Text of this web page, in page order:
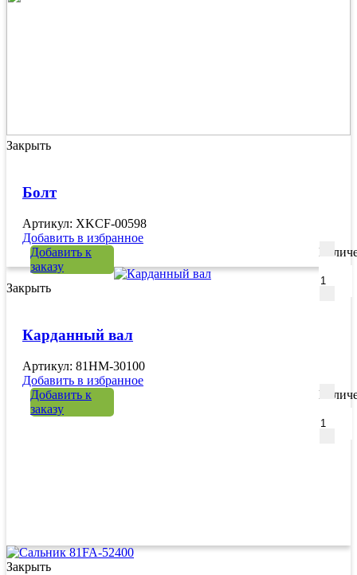
Закрыть
Болт
Артикул: XKCF-00598
Добавить в избранное
Добавить к
заказу
Закрыть
Карданный вал
Артикул: 81HM-30100
Добавить в избранное
Добавить к
заказу
Закрыть